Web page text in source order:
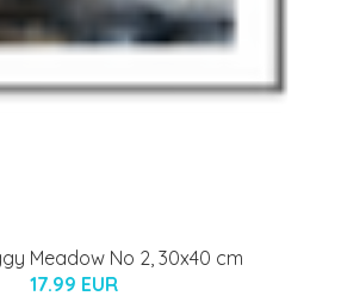
Meadow No 2, 30x40 cm
17.99 EUR